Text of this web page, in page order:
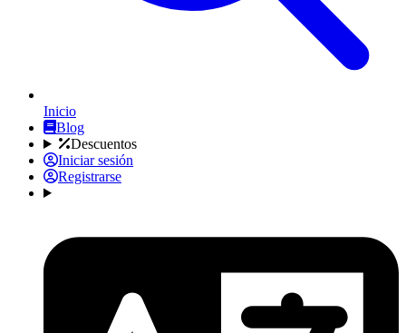
Inicio
Blog
Descuentos
Iniciar sesión
Registrarse